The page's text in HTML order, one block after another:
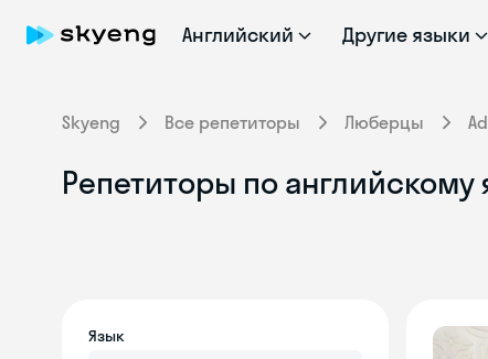
Английский Другие языки
Skyeng Все репетиторы Люберцы
Репетиторы по английскому
Язык